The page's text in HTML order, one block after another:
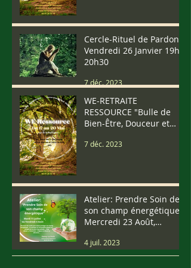
Cercle-Rituel de Pardon
Vendredi 26 Janvier 19h-
20h30
7 déc. 2023
WE-RETRAITE
RESSOURCE "Bulle de
Bien-Être, Douceur et
Mai (We Pentecôte)
7 déc. 2023
Atelier: Prendre Soin de
son champ énergétique
Mercredi 23 Août,
4 juil. 2023